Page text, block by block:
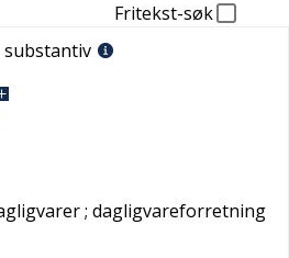
Fritekst-søk
substantiv
; dagligvareforretning